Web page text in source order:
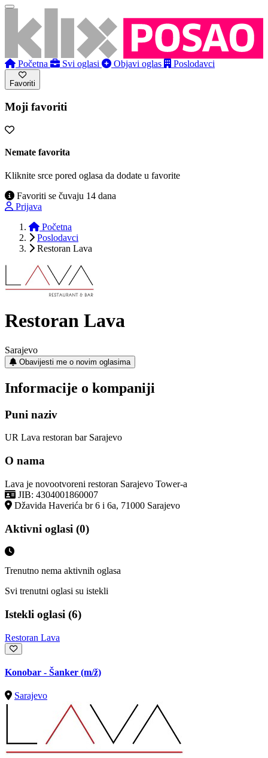
Početna Svi oglasi Objavi oglas Poslodavci
Favoriti
Moji favoriti
Nemate favorita
Kliknite srce pored oglasa da dodate u favorite
Favoriti se čuvaju 14 dana
Prijava
Početna
Poslodavci
Restoran Lava
Restoran Lava
Sarajevo
Obavijesti me o novim oglasima
Informacije o kompaniji
Puni naziv
UR Lava restoran bar Sarajevo
O nama
Lava je novootvoreni restoran Sarajevo Tower-a
JIB: 4304001860007
Džavida Haverića br 6 i 6a, 71000 Sarajevo
Aktivni oglasi (0)
Trenutno nema aktivnih oglasa
Svi trenutni oglasi su istekli
Istekli oglasi (6)
Restoran Lava
Konobar - Šanker (m/ž)
Sarajevo